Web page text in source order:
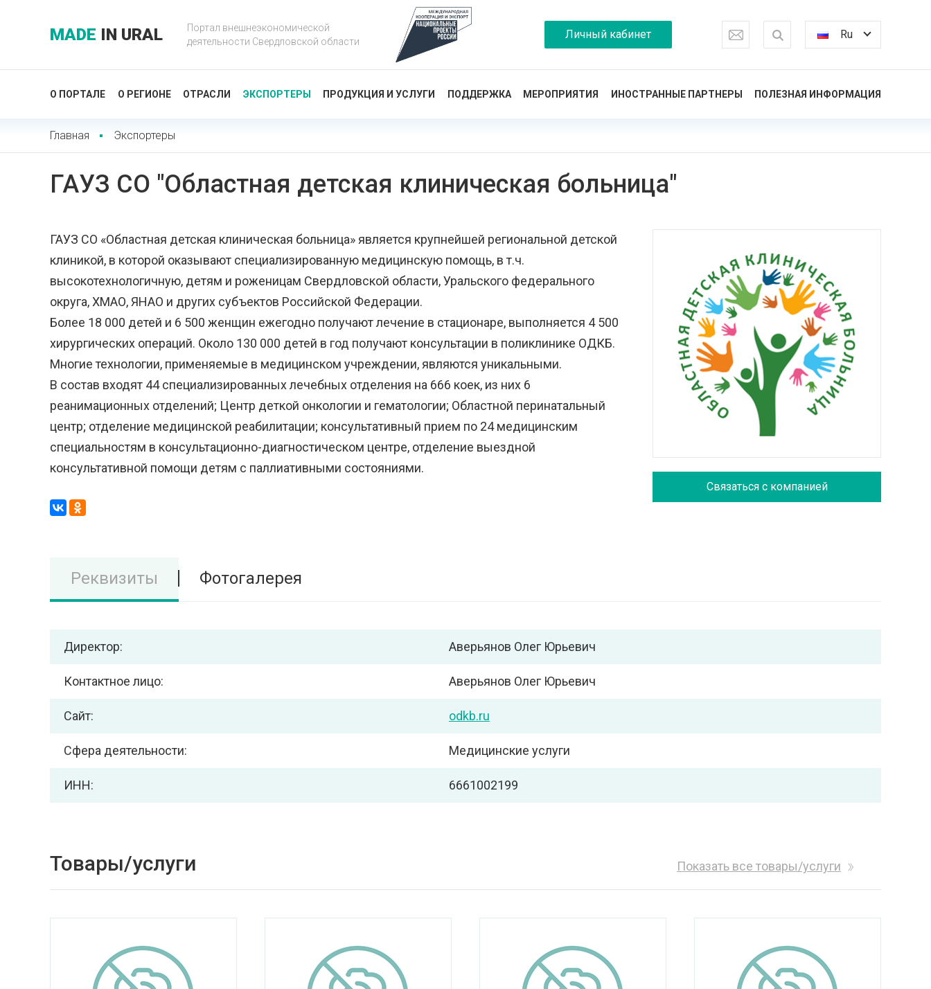
MADE IN URAL
Портал внешнеэкономической
деятельности Свердловской области
Личный кабинет Ru
О ПОРТАЛЕ О РЕГИОНЕ ОТРАСЛИ ЭКСПОРТЕРЫ ПРОДУКЦИЯ И УСЛУГИ ПОДДЕРЖКА МЕРОПРИЯТИЯ ИНОСТРАННЫЕ ПАРТНЕРЫ ПОЛЕЗНАЯ ИНФОРМАЦИЯ
Главная Экспортеры
ГАУЗ СО "Областная детская клиническая больница"
Связаться с компанией
ГАУЗ СО «Областная детская клиническая больница» является крупнейшей региональной детской
клиникой, в которой оказывают специализированную медицинскую помощь, в т.ч.
высокотехнологичную, детям и роженицам Свердловской области, Уральского федерального
округа, ХМАО, ЯНАО и других субъектов Российской Федерации.
Более 18 000 детей и 6 500 женщин ежегодно получают лечение в стационаре, выполняется 4 500
хирургических операций. Около 130 000 детей в год получают консультации в поликлинике ОДКБ.
Многие технологии, применяемые в медицинском учреждении, являются уникальными.
В состав входят 44 специализированных лечебных отделения на 666 коек, из них 6
реанимационных отделений; Центр деткой онкологии и гематологии; Областной перинатальный
центр; отделение медицинской реабилитации; консультативный прием по 24 медицинским
специальностям в консультационно-диагностическом центре, отделение выездной
консультативной помощи детям с паллиативными состояниями.
Реквизиты Фотогалерея
Директор: Аверьянов Олег Юрьевич
Контактное лицо: Аверьянов Олег Юрьевич
Сайт: odkb.ru
Сфера деятельности: Медицинские услуги
ИНН: 6661002199
Товары/услуги Показать все товары/услуги